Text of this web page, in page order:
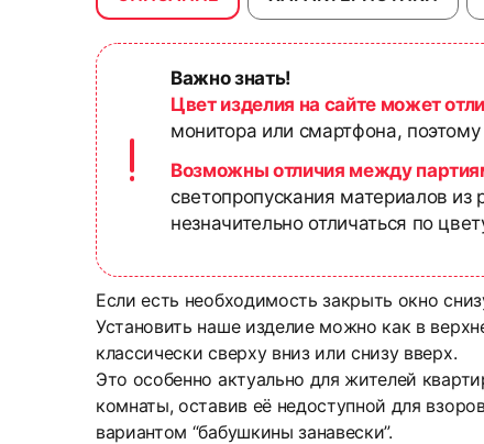
Важно знать!
Цвет изделия на сайте может
монитора или смартфона,
Возможны отличия между
светопропускания материалов
незначительно отличаться по
Если есть необходимость закрыть окно
Установить наше изделие можно как в
классически сверху вниз или снизу вверх.
Это особенно актуально для жителей
комнаты, оставив её недоступной для
вариантом “бабушкины занавески”.